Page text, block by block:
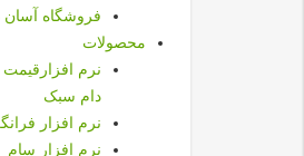
فروشگاه آسان
محصولات
نرم
دام سبک
نرم افزار
نرم افزار سام